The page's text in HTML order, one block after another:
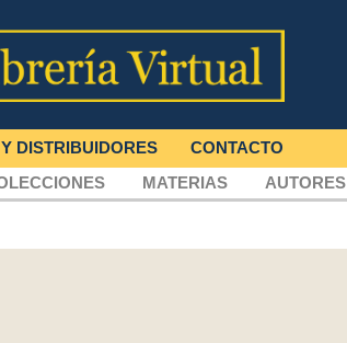
DISTRIBUIDORES
CONTACTO
MATERIAS AUTORES